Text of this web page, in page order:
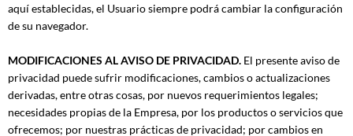
aquí establecidas, el Usuario siempre podrá cambiar la configuración
de su navegador.
MODIFICACIONES AL AVISO DE PRIVACIDAD. El presente aviso de
privacidad puede sufrir modificaciones, cambios o actualizaciones
derivadas, entre otras cosas, por nuevos requerimientos legales;
necesidades propias de la Empresa, por los productos o servicios que
ofrecemos; por nuestras prácticas de privacidad; por cambios en